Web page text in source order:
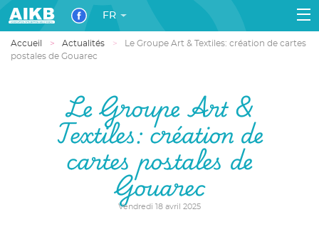
FR
Accueil Actualités
Le Groupe Art & Textiles: création de cartes
postales de Gouarec
Le Groupe Art &
Textiles: création de
cartes postales de
Gouarec
Vendredi 18 avril 2025